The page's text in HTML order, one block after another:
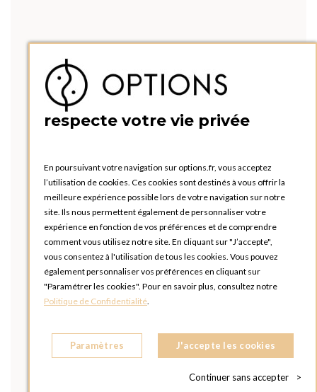
respecte votre vie privée
En poursuivant votre navigation sur options.fr, vous acceptez
l’utilisation de cookies. Ces cookies sont destinés à vous offrir la
meilleure expérience possible lors de votre navigation sur notre
site. Ils nous permettent également de personnaliser votre
expérience en fonction de vos préférences et de comprendre
comment vous utilisez notre site. En cliquant sur "J’accepte",
vous consentez à l'utilisation de tous les cookies. Vous pouvez
également personnaliser vos préférences en cliquant sur
"Paramétrer les cookies". Pour en savoir plus, consultez notre
Politique de Confidentialité.
Paramètres J'accepte les cookies
Continuer sans accepter >